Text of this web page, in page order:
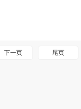
下一页 尾页